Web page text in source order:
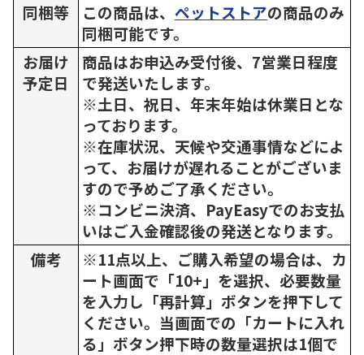
同梱等
この商品は、 ペットストアの商品のみ
同梱可能です。
お届け
予定日
商品はお申込み受付後、7営業日程度
で発送いたします。
※土日、祝日、年末年始は休業日とな
っております。
※在庫状況、天候や交通事情などによ
って、お届けが遅れることがございま
すので予めご了承ください。
※コンビニ決済、PayEasyでのお支払
いはご入金確認後の発送となります。
備考
※11点以上、ご購入希望の場合は、カ
ート画面で「10+」を選択、必要数量
を入力し「再計算」ボタンを押下して
ください。当画面での「カートに入れ
る」ボタン押下時の数量選択は1個で